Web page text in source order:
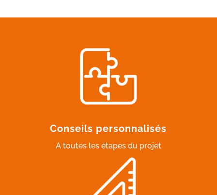
Conseils personnalisés
A toutes les étapes du projet